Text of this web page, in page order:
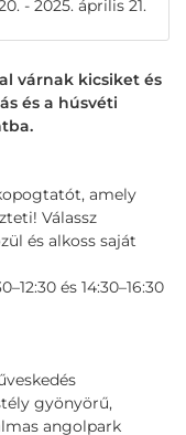
- 2025. április 21.
várnak kicsiket és
és a húsvéti
amely
Válassz
és alkoss saját
és 14:30–16:30
gyönyörű,
angolpark